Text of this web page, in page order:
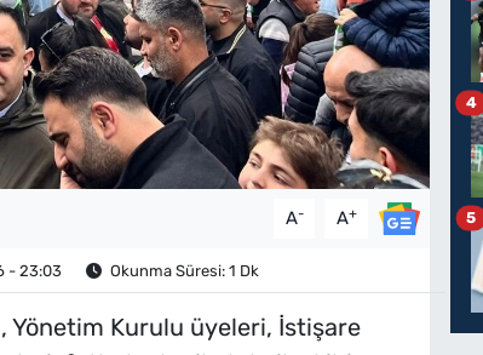
A- A+
- 23:03 Okunma Süresi: 1 Dk
Yönetim Kurulu üyeleri, İstişare
4
5